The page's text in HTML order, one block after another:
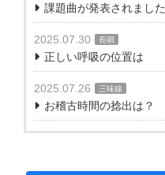
課題曲が発表されました
2025.07.30 長唄
正しい呼吸の位置は
2025.07.26 三味線
お稽古時間の捻出は？